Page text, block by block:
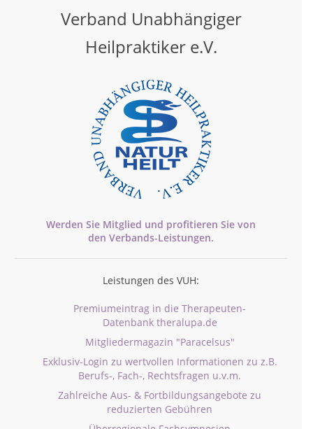
Verband Unabhängiger
Heilpraktiker e.V.
Werden Sie Mitglied und profitieren Sie von
den Verbands-Leistungen.
Leistungen des VUH:
Premiumeintrag in die Therapeuten-
Datenbank theralupa.de
Mitgliedermagazin "Paracelsus"
Exklusiv-Login zu wertvollen Informationen zu z.B.
Berufs-, Fach-, Rechtsfragen u.v.m.
Zahlreiche Aus- & Fortbildungsangebote zu
reduzierten Gebühren